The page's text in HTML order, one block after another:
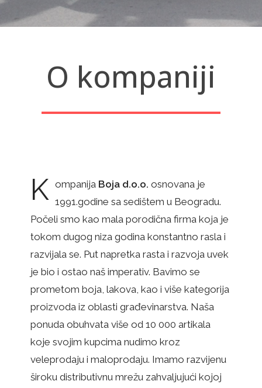
O kompaniji
K ompanija Boja d.o.o. osnovana je
1991.godine sa sedištem u Beogradu.
Počeli smo kao mala porodična firma koja je
tokom dugog niza godina konstantno rasla i
razvijala se. Put napretka rasta i razvoja uvek
je bio i ostao naš imperativ. Bavimo se
prometom boja, lakova, kao i više kategorija
proizvoda iz oblasti građevinarstva. Naša
ponuda obuhvata više od 10 000 artikala
koje svojim kupcima nudimo kroz
veleprodaju i maloprodaju. Imamo razvijenu
široku distributivnu mrežu zahvaljujući kojoj